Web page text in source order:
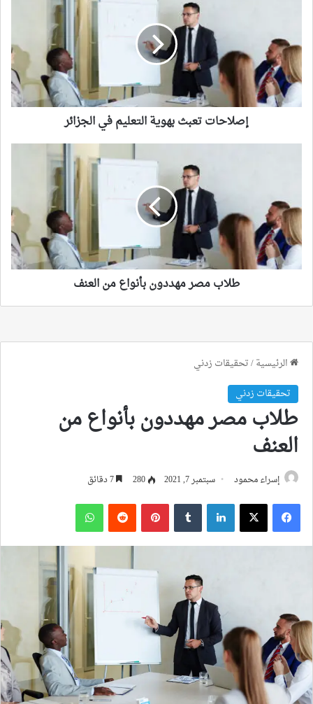
في
الجزائر
إصلاحات تعبث بهوية التعليم في الجزائر
من
العنف
طلاب مصر مهددون بأنواع من العنف